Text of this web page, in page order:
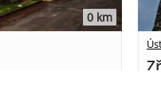
0 km